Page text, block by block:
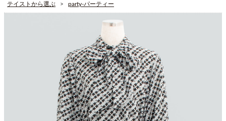
テイストから選ぶ
party-パーティー